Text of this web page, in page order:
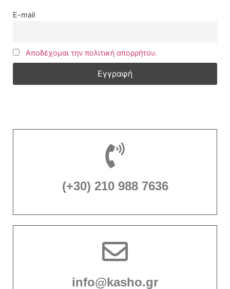
E-mail
Αποδέχομαι την πολιτική απορρήτου.
(+30) 210 988 7636
info@kasho.gr